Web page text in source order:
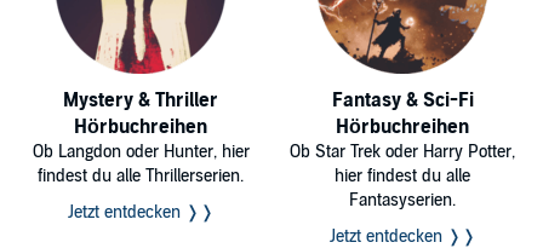
Mystery & Thriller
Hörbuchreihen
Ob Langdon oder Hunter, hier
findest du alle Thrillerserien.
Jetzt entdecken ❭❭
Fantasy & Sci-Fi
Hörbuchreihen
Ob Star Trek oder Harry Potter,
hier findest du alle
Fantasyserien.
Jetzt entdecken ❭❭